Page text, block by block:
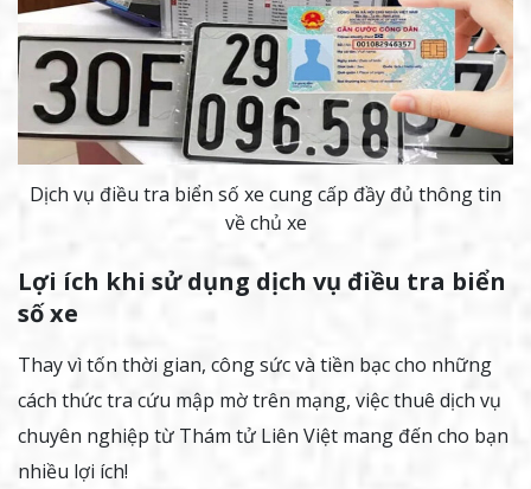
Dịch vụ điều tra biển số xe cung cấp đầy đủ thông tin
về chủ xe
Lợi ích khi sử dụng dịch vụ điều tra biển
số xe
Thay vì tốn thời gian, công sức và tiền bạc cho những
cách thức tra cứu mập mờ trên mạng, việc thuê dịch vụ
chuyên nghiệp từ Thám tử Liên Việt mang đến cho bạn
nhiều lợi ích!